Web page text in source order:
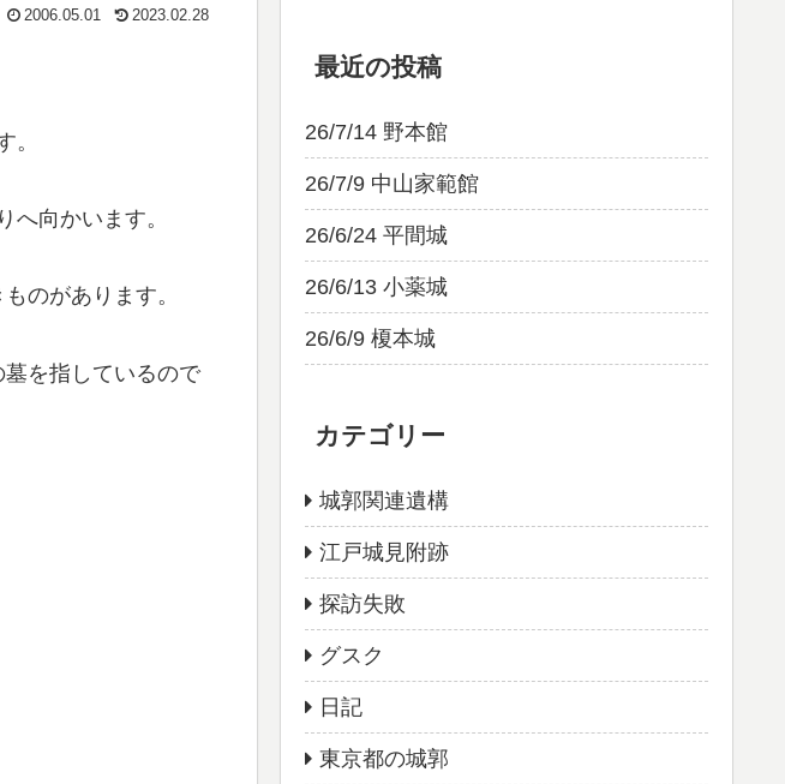
2006.05.01 2023.02.28
。
向かいます。
のがあります。
を指しているので
最近の投稿
26/7/14 野本館
26/7/9 中山家範館
26/6/24 平間城
26/6/13 小薬城
26/6/9 榎本城
カテゴリー
城郭関連遺構
江戸城見附跡
探訪失敗
グスク
日記
東京都の城郭